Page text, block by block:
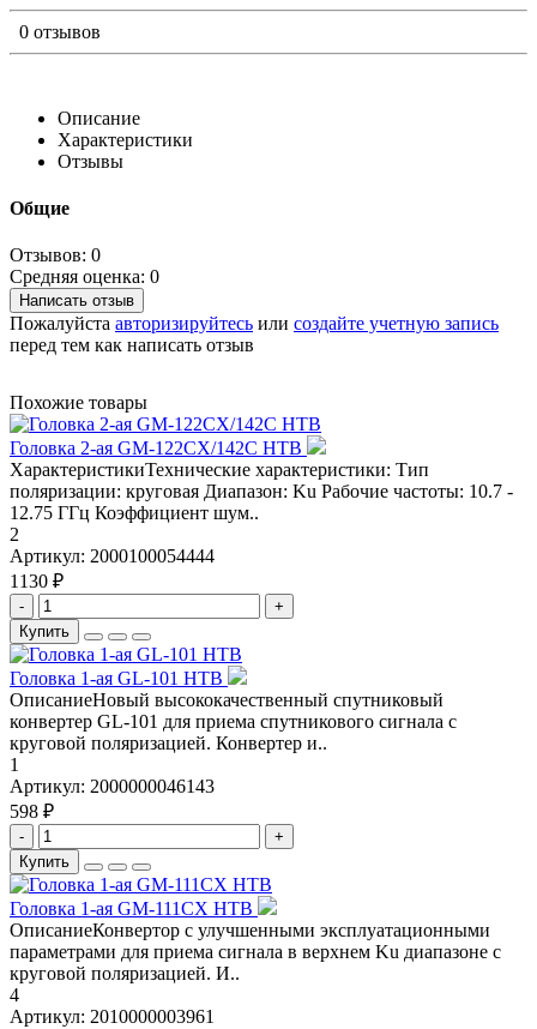
0 отзывов
Описание
Характеристики
Отзывы
Общие
Отзывов: 0
Средняя оценка: 0
Написать отзыв
Пожалуйста авторизируйтесь или создайте учетную запись
перед тем как написать отзыв
Похожие товары
Головка 2-ая GM-122CX/142C НТВ
ХарактеристикиТехнические характеристики: Тип
поляризации: круговая Диапазон: Ku Рабочие частоты: 10.7 -
12.75 ГГц Коэффициент шум..
2
Артикул: 2000100054444
1130 ₽
-
+
Купить
Головка 1-ая GL-101 НТВ
ОписаниеНовый высококачественный спутниковый
конвертер GL-101 для приема спутникового сигнала с
круговой поляризацией. Конвертер и..
1
Артикул: 2000000046143
598 ₽
-
+
Купить
Головка 1-ая GM-111CX НТВ
ОписаниеКонвертор с улучшенными эксплуатационными
параметрами для приема сигнала в верхнем Ku диапазоне с
круговой поляризацией. И..
4
Артикул: 2010000003961